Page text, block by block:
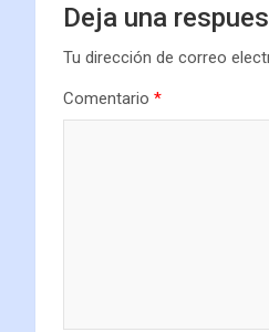
Deja una
Tu dirección de correo
Comentario *